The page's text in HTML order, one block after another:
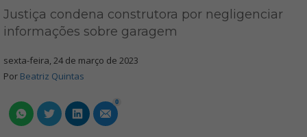
Justiça condena construtora por negligenciar
informações sobre garagem
sexta-feira, 24 de março de 2023
Por Beatriz Quintas
0